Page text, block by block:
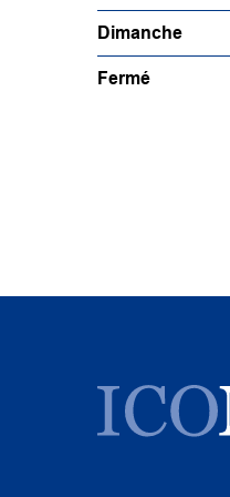
Dimanche
Fermé